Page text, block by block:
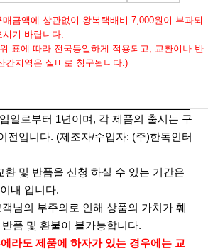
금액에 상관없이 왕복택배비 7,000원이 부과되
기 바랍니다.
표에 따라 전국동일하게 적용되고, 교환이나 반
간지역은 실비로 청구됩니다.)
일로부터 1년이며, 각 제품의 출시는 구
전입니다. (제조자/수입자: (주)한독인터
환 및 반품을 신청 하실 수 있는 기간은
내 입니다.
님의 부주의로 인해 상품의 가치가 훼
품 및 환불이 불가능합니다.
라도 제품에 하자가 있는 경우에는 교